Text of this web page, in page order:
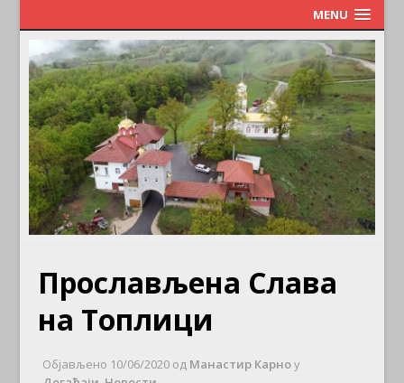
MENU
Прослављена Слава
на Топлици
Објављено 10/06/2020 од Манастир Карноу